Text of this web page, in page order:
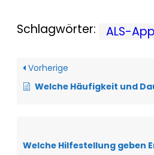
Schlagwörter: ALS-App
Vorherige
Welche Häufigkeit und Dauer der